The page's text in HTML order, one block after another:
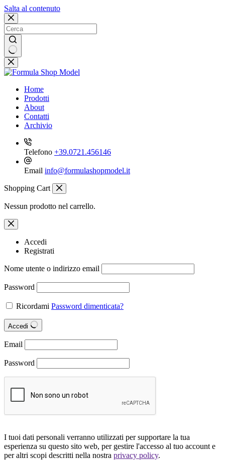
Salta al contenuto
Nessun
risultato
Home
Prodotti
About
Contatti
Archivio
Telefono +39.0721.456146
Email info@formulashopmodel.it
Shopping Cart
Nessun prodotto nel carrello.
Accedi
Registrati
Nome utente o indirizzo email
Password
Ricordami Password dimenticata?
Accedi
Email
Password
I tuoi dati personali verranno utilizzati per supportare la tua
esperienza su questo sito web, per gestire l'accesso al tuo account e
per altri scopi descritti nella nostra privacy policy.